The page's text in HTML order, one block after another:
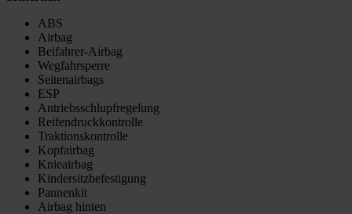
ABS
Airbag
Beifahrer-Airbag
Wegfahrsperre
Seitenairbags
ESP
Antriebsschlupfregelung
Reifendruckkontrolle
Traktionskontrolle
Kopfairbag
Knieairbag
Kindersitzbefestigung
Pannenkit
Airbag hinten